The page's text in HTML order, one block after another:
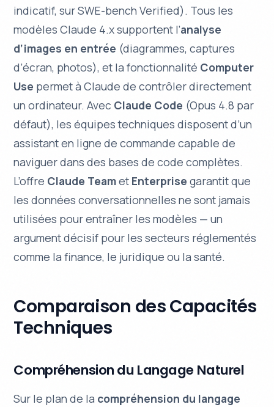
indicatif, sur SWE-bench Verified). Tous les
modèles Claude 4.x supportent l’analyse
d’images en entrée (diagrammes, captures
d’écran, photos), et la fonctionnalité Computer
Use permet à Claude de contrôler directement
un ordinateur. Avec Claude Code (Opus 4.8 par
défaut), les équipes techniques disposent d’un
assistant en ligne de commande capable de
naviguer dans des bases de code complètes.
L’offre Claude Teamet Enterprise garantit que
les données conversationnelles ne sont jamais
utilisées pour entraîner les modèles — un
argument décisif pour les secteurs réglementés
comme la finance, le juridique ou la santé.
Comparaison des Capacités
Techniques
Compréhension du Langage Naturel
Sur le plan de la compréhension du langage